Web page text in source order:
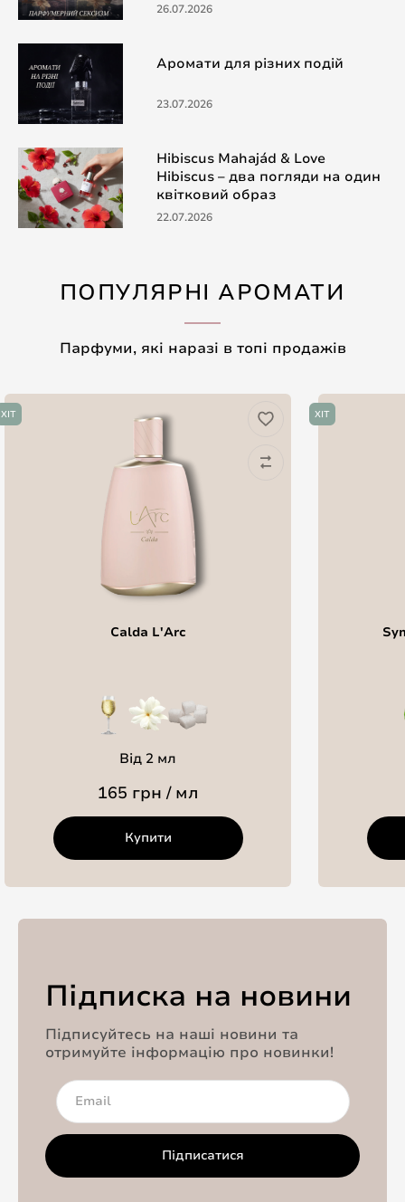
26.07.2026
Аромати для різних подій
23.07.2026
Hibiscus Mahajád & Love
Hibiscus – два погляди на один
квітковий образ
22.07.2026
ПОПУЛЯРНІ АРОМАТИ
Парфуми, які наразі в топі продажів
ХІТ
Calda L'Arc
Від 2 мл
165 грн / мл
Купити
ХІТ
Підписка на новини
Підписуйтесь на наші новини та
отримуйте інформацію про новинки!
Підписатися